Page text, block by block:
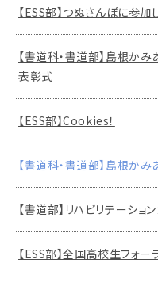
【ESS部】つぬさんぽに参加
【書道科・書道部】島根か
表彰式
【ESS部】Cookies！
【書道科・書道部】島根か
【書道部】リハビリテーショ
【ESS部】全国高校生フォー